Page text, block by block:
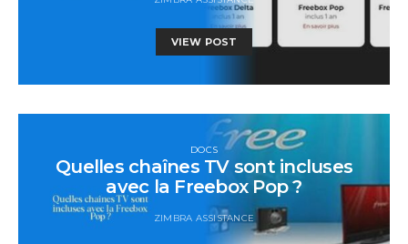
VIEW POST
DOCS
Quelles chaînes TV sont incluses
avec la Freebox Pop ?
ZIMBRA ASSISTANCE